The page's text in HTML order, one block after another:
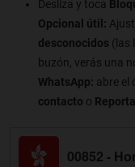
Desliza y toca
Opcional útil:
desconocidos (las
buzón, verás una
WhatsApp: abre el
contacto o
00852 -